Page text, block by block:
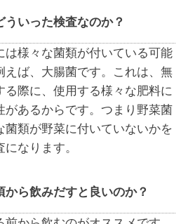
ういった検査なのか？
は様々な菌類が付いている可能
えば、大腸菌です。これは、無
る際に、使用する様々な肥料に
があるからです。つまり野菜菌
菌類が野菜に付いていないかを
なります。
から飲みだすと良いのか？